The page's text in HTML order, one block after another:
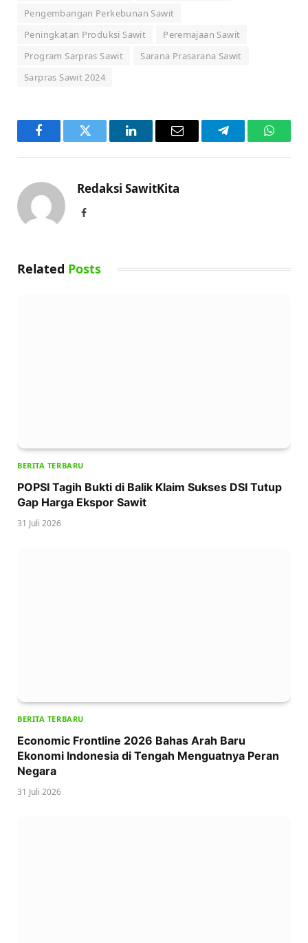
Pengembangan Perkebunan Sawit
Peningkatan Produksi Sawit
Peremajaan Sawit
Program Sarpras Sawit
Sarana Prasarana Sawit
Sarpras Sawit 2024
FacebookTwitter LinkedInEmail Telegram
Redaksi SawitKita
Facebook
Related Posts
BERITA TERBARU
POPSI Tagih Bukti di Balik Klaim Sukses DSI Tutup
Gap Harga Ekspor Sawit
31 Juli 2026
BERITA TERBARU
Economic Frontline 2026 Bahas Arah Baru
Ekonomi Indonesia di Tengah Menguatnya Peran
Negara
31 Juli 2026